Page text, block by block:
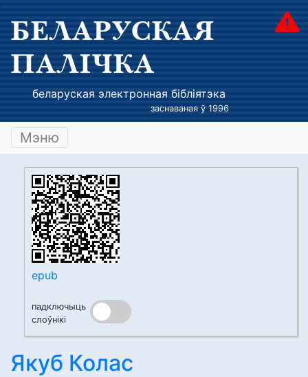
БЕЛАРУСКАЯ
ПАЛІЧКА
беларуская электронная бібліятэка
заснаваная ў 1996
Мэню
epub
падключыць
слоўнікі
Якуб Колас